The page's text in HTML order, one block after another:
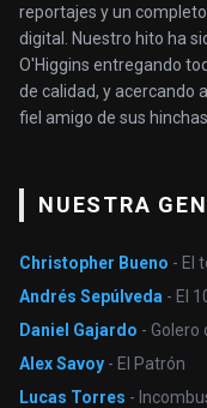
reportajes y un
digital. Nuestro hito ha
O'Higgins entregando
de calidad, y acercando
fiel amigo de sus
NUESTRA
Christopher Bueno - El
Andrés Sepúlveda - El
Daniel Gajardo - Golero
Alex Savoy - El Patrón
Lucas Torres -